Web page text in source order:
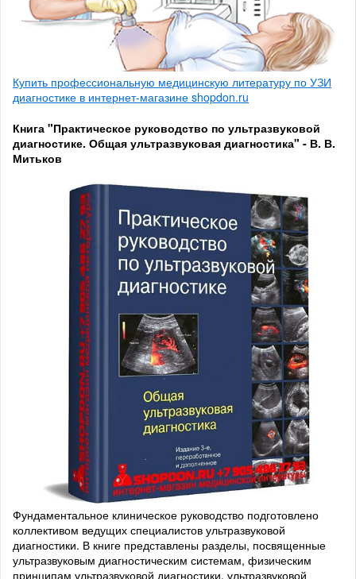
Купить профессиональную медицинскую литературу по УЗИ
диагностике в интернет-магазине shopdon.ru
Книга "Практическое руководство по ультразвуковой
диагностике. Общая ультразвуковая диагностика" - В. В.
Митьков
Фундаментальное клиническое руководство подготовлено
коллективом ведущих специалистов ультразвуковой
диагностики. В книге представлены разделы, посвященные
ультразвуковым диагностическим системам, физическим
принципам ультразвуковой диагностики, ультразвуковой